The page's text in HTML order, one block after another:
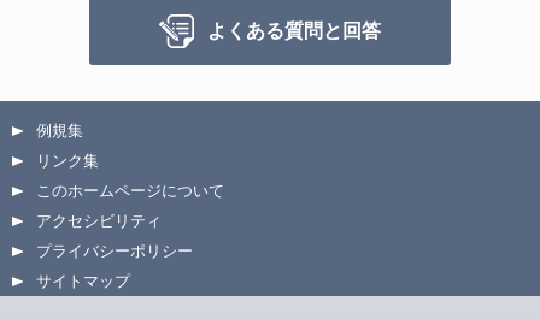
よくある質問と回答
例規集
リンク集
このホームページについて
アクセシビリティ
プライバシーポリシー
サイトマップ